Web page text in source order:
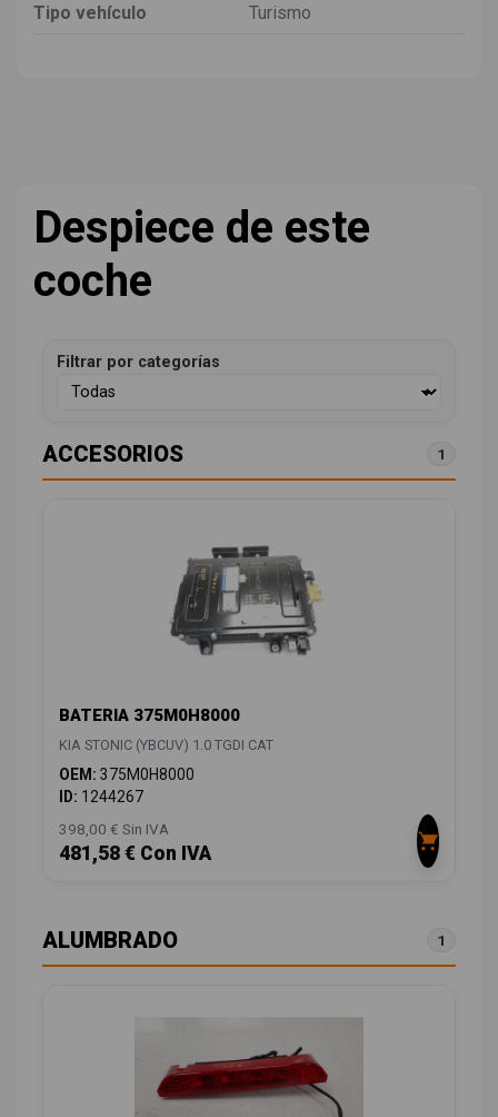
Tipo vehículo
Turismo
Despiece de este
coche
Filtrar por categorías
ACCESORIOS 1
BATERIA 375M0H8000
KIA STONIC (YBCUV) 1.0 TGDI CAT
OEM: 375M0H8000
ID: 1244267
398,00 € Sin IVA
481,58 € Con IVA
ALUMBRADO 1